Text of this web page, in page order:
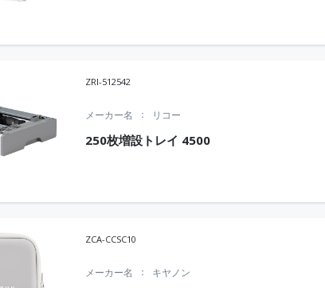
ZRI-512542
250枚増設トレイ 4500
メーカー名 リコー
ZCA-CCSC10
メーカー名 キヤノン